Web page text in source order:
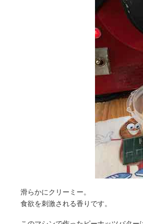
滑らかにクリーミー。
食欲を刺激される香りです。